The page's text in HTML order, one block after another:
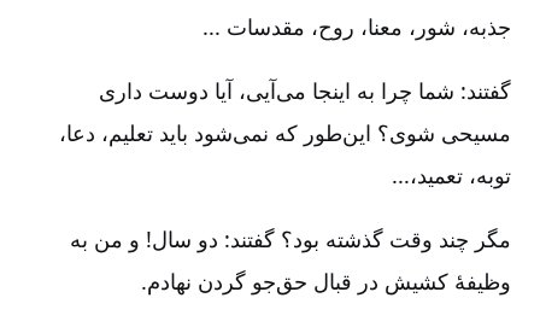
جذبه، شور، معنا، روح، مقدسات ...
گفتند: شما چرا به اینجا می‌آیی، آیا دوست داری
مسیحی شوی؟ این‌طور که نمی‌شود باید تعلیم، دعا،
توبه، تعمید،...
مگر چند وقت گذشته بود؟ گفتند: دو سال! و من به
وظیفۀ کشیش در قبال حق‌جو گردن نهادم.